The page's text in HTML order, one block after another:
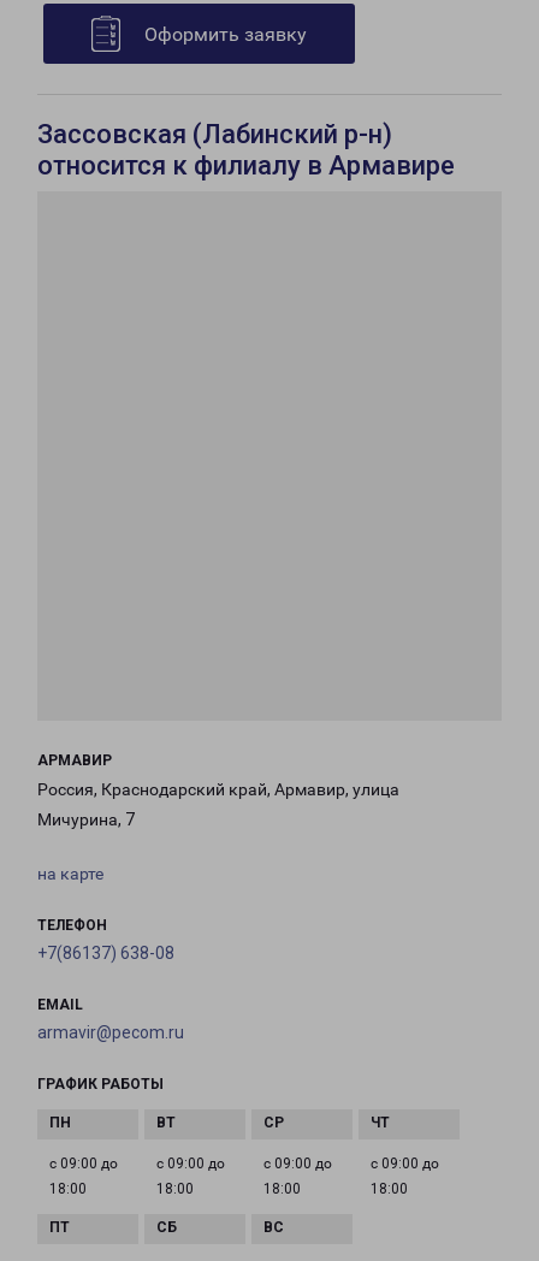
Оформить заявку
Зассовская (Лабинский р-н)
относится к филиалу в Армавире
АРМАВИР
Россия, Краснодарский край, Армавир, улица
Мичурина, 7
на карте
ТЕЛЕФОН
+7(86137) 638-08
EMAIL
armavir@pecom.ru
ГРАФИК РАБОТЫ
с 09:00 до
18:00
с 09:00 до
18:00
с 09:00 до
18:00
с 09:00 до
18:00